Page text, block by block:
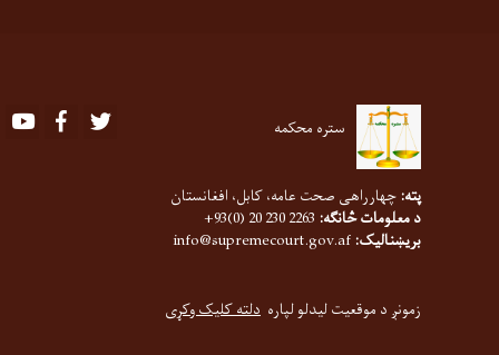
ستره محکمه Youtube Facebook
پته: چهارراهی صحت عامه، کابل، افغانستان
د معلومات څانګه: 2263 230 20 (0)93+
بریښنالیک: info@supremecourt.gov.af
زمونږ د موقعیت لیدلو لپاره دلته کلیک وکړی